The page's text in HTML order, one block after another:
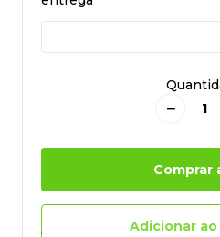
－
Comprar
Adicionar